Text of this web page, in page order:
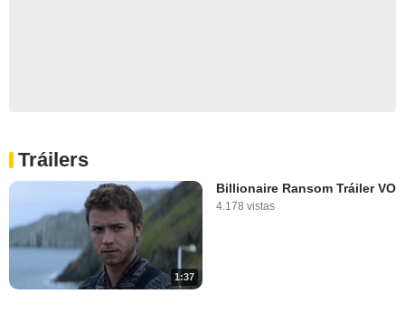
Tráilers
1:37
Billionaire Ransom Tráiler VO
4.178 vistas